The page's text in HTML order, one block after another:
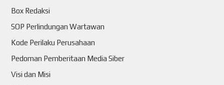
Box Redaksi
SOP Perlindungan Wartawan
Kode Perilaku Perusahaan
Pedoman Pemberitaan Media Siber
Visi dan Misi